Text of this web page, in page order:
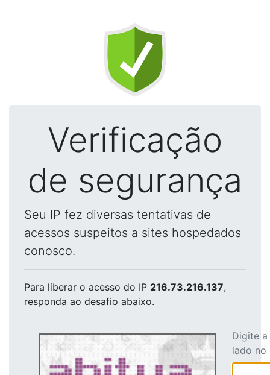
Verificação
de segurança
Seu IP fez diversas tentativas de
acessos suspeitos a sites hospedados
conosco.
Para liberar o acesso do IP 216.73.216.137,
responda ao desafio abaixo.
Digite
lado no